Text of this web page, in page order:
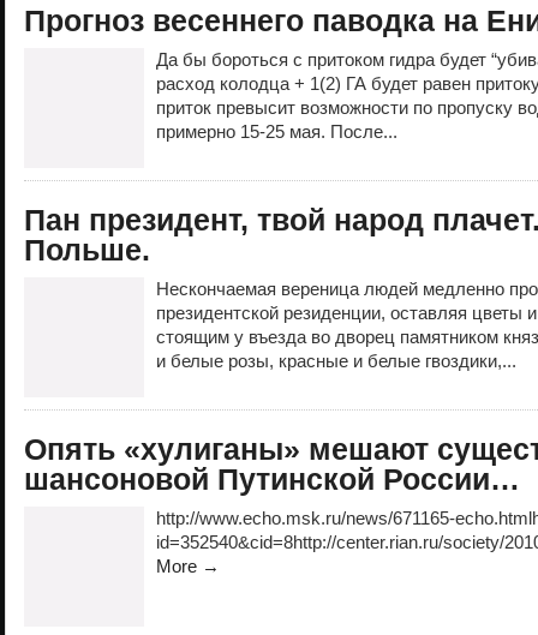
Прогноз весеннего паводка на
Да бы бороться с притоком гидра будет
расход колодца + 1(2) ГА будет равен
приток превысит возможности по пропуску
примерно 15-25 мая. После...
Пан президент, твой народ
Польше.
Нескончаемая вереница людей медленно
президентской резиденции, оставляя цветы
стоящим у въезда во дворец памятником
и белые розы, красные и белые гвоздики,...
Опять «хулиганы» мешают
шансоновой Путинской России…
http://www.echo.msk.ru/news/671165-
id=352540&cid=8http://center.rian.ru/society/
More →